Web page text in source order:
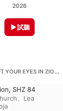
2026
試聽
LAUREL LOUKUSA: OH, LIFT YOUR EYES IN ZION, SHZ 84
SHZ 84
、 Lea